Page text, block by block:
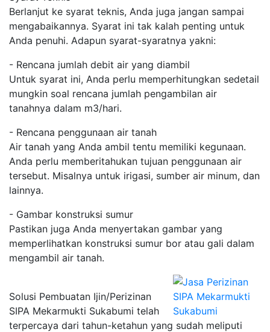
Berlanjut ke syarat teknis, Anda juga jangan sampai
mengabaikannya. Syarat ini tak kalah penting untuk
Anda penuhi. Adapun syarat-syaratnya yakni:
- Rencana jumlah debit air yang diambil
Untuk syarat ini, Anda perlu memperhitungkan sedetail
mungkin soal rencana jumlah pengambilan air
tanahnya dalam m3/hari.
- Rencana penggunaan air tanah
Air tanah yang Anda ambil tentu memiliki kegunaan.
Anda perlu memberitahukan tujuan penggunaan air
tersebut. Misalnya untuk irigasi, sumber air minum, dan
lainnya.
- Gambar konstruksi sumur
Pastikan juga Anda menyertakan gambar yang
memperlihatkan konstruksi sumur bor atau gali dalam
mengambil air tanah.
Solusi Pembuatan Ijin/Perizinan
SIPA Mekarmukti Sukabumi telah
terpercaya dari tahun-ketahun yang sudah meliputi